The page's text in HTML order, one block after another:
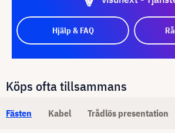
Hjälp & FAQ
Köps ofta tillsammans
Fästen Kabel Trådlös presentation